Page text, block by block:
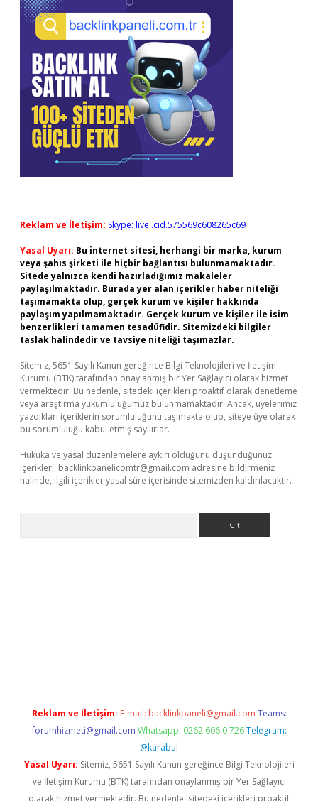
Reklam ve İletişim: Skype: live:.cid.575569c608265c69
Yasal Uyarı: Bu internet sitesi, herhangi bir marka, kurum
veya şahıs şirketi ile hiçbir bağlantısı bulunmamaktadır.
Sitede yalnızca kendi hazırladığımız makaleler
paylaşılmaktadır. Burada yer alan içerikler haber niteliği
taşımamakta olup, gerçek kurum ve kişiler hakkında
paylaşım yapılmamaktadır. Gerçek kurum ve kişiler ile isim
benzerlikleri tamamen tesadüfidir. Sitemizdeki bilgiler
taslak halindedir ve tavsiye niteliği taşımazlar.
Sitemiz, 5651 Sayılı Kanun gereğince Bilgi Teknolojileri ve İletişim
Kurumu (BTK) tarafından onaylanmış bir Yer Sağlayıcı olarak hizmet
vermektedir. Bu nedenle, sitedeki içerikleri proaktif olarak denetleme
veya araştırma yükümlülüğümüz bulunmamaktadır. Ancak, üyelerimiz
yazdıkları içeriklerin sorumluluğunu taşımakta olup, siteye üye olarak
bu sorumluluğu kabul etmiş sayılırlar.
Hukuka ve yasal düzenlemelere aykırı olduğunu düşündüğünüz
içerikleri, backlinkpanelicomtr@gmail.com adresine bildirmeniz
halinde, ilgili içerikler yasal süre içerisinde sitemizden kaldırılacaktır.
Reklam ve İletişim: E-mail: backlinkpaneli@gmail.com Teams:
forumhizmeti@gmail.com Whatsapp: 0262 606 0 726 Telegram:
@karabul
Yasal Uyarı: Sitemiz, 5651 Sayılı Kanun gereğince Bilgi Teknolojileri
ve İletişim Kurumu (BTK) tarafından onaylanmış bir Yer Sağlayıcı
olarak hizmet vermektedir. Bu nedenle, sitedeki içerikleri proaktif